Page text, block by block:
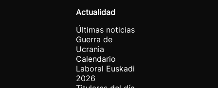
Actualidad
Últimas noticias
Guerra de
Ucrania
Calendario
Laboral Euskadi
2026